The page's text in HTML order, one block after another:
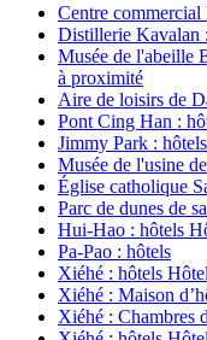
Centre
Distillerie Kavalan
Musée de l'abeille
à proximité
Aire de loisirs de
Pont Cing Han :
Jimmy Park :
Musée de l'usine
Église catholique
Parc de dunes de
Hui-Hao : hôtels
Pa-Pao : hôtels
Xiéhé : hôtels
Xiéhé : Maison
Xiéhé : Chambres